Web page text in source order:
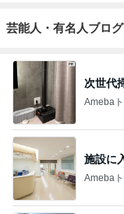
芸能人・有名人ブロ
次世代
Ameba
施設に
Ameba